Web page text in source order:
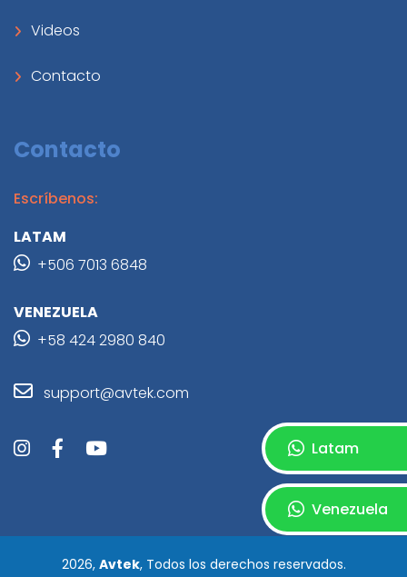
Latam
Venezuela
Videos
Contacto
Contacto
Escríbenos:
LATAM
+506 7013 6848
VENEZUELA
+58 424 2980 840
support@avtek.com
2026, Avtek, Todos los derechos reservados.